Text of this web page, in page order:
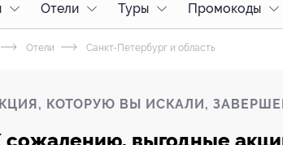
Отели Туры Промокоды
Отели Санкт-Петербург и область
КОТОРУЮ ВЫ ИСКАЛИ,